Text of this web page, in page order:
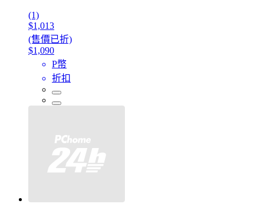
(1)
$1,013
(售價已折)
$1,090
P幣
折扣